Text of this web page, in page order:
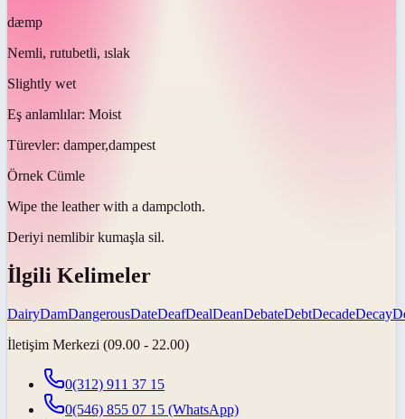
dæmp
Nemli, rutubetli, ıslak
Slightly wet
Eş anlamlılar: Moist
Türevler: damper,dampest
Örnek Cümle
Wipe the leather with a dampcloth.
Deriyi nemlibir kumaşla sil.
İlgili Kelimeler
DairyDamDangerousDateDeafDealDeanDebateDebtDecadeDecay
İletişim Merkezi (09.00 - 22.00)
0(312) 911 37 15
0(546) 855 07 15 (WhatsApp)